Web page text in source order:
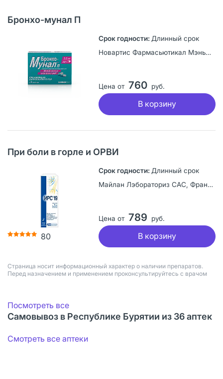
Бронхо-мунал П
Длинный срок
Новартис Фармасьютикал Мэньюфекчуринг, Словения
Цена от 760 руб.
В корзину
При боли в горле и ОРВИ
80
Длинный срок
Майлан Лэбораториз САС, Франция
Цена от 789 руб.
В корзину
Страница носит информационный характер о наличии препаратов.
Перед назначением и применением проконсультируйтесь с врачом
Посмотреть все
Самовывоз в Республике Бурятии из 36 аптек
Смотреть все аптеки